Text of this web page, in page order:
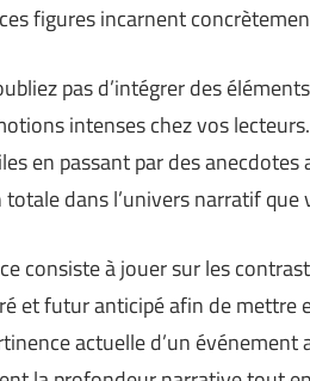
figures incarnent
pas d’intégrer des
intenses chez vos
en passant par des
dans l’univers narratif que
consiste à jouer sur les
et futur anticipé afin de
actuelle d’un